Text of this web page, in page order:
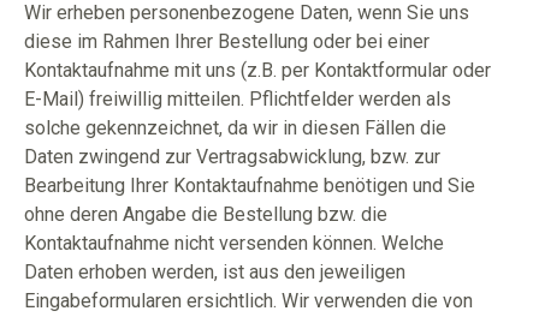
Wir erheben personenbezogene Daten, wenn Sie uns
diese im Rahmen Ihrer Bestellung oder bei einer
Kontaktaufnahme mit uns (z.B. per Kontaktformular oder
E-Mail) freiwillig mitteilen. Pflichtfelder werden als
solche gekennzeichnet, da wir in diesen Fällen die
Daten zwingend zur Vertragsabwicklung, bzw. zur
Bearbeitung Ihrer Kontaktaufnahme benötigen und Sie
ohne deren Angabe die Bestellung bzw. die
Kontaktaufnahme nicht versenden können. Welche
Daten erhoben werden, ist aus den jeweiligen
Eingabeformularen ersichtlich. Wir verwenden die von